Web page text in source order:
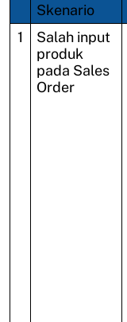
Skenario
1
Salah input
produk
pada Sales
Order